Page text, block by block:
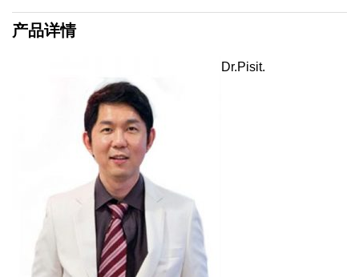
产品详情
Dr.Pisit.